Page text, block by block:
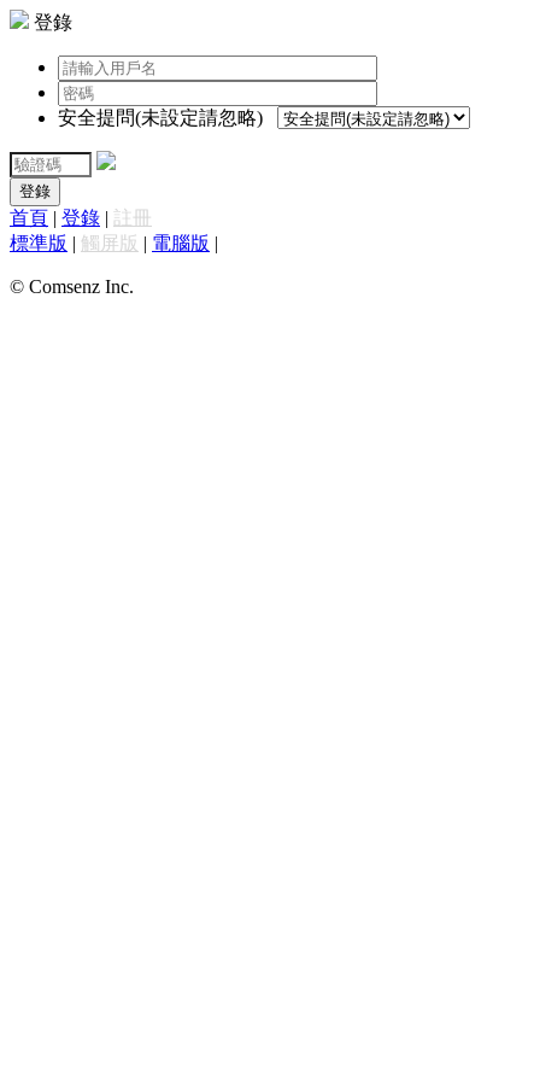
登錄
安全提問(未設定請忽略)
登錄
首頁 | 登錄 | 註冊
標準版 | 觸屏版 | 電腦版 |
© Comsenz Inc.